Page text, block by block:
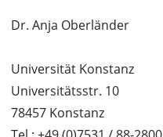
Dr. Anja Oberländer
Universität Konstanz
Universitätsstr. 10
78457 Konstanz